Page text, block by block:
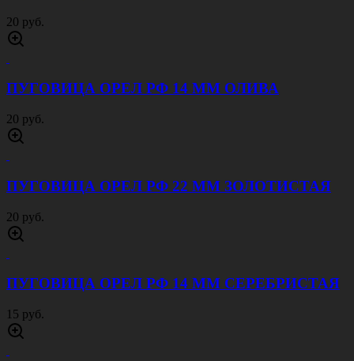
20 руб.
ПУГОВИЦА ОРЕЛ РФ 14 ММ ОЛИВА
20 руб.
ПУГОВИЦА ОРЕЛ РФ 22 ММ ЗОЛОТИСТАЯ
20 руб.
ПУГОВИЦА ОРЕЛ РФ 14 ММ СЕРЕБРИСТАЯ
15 руб.